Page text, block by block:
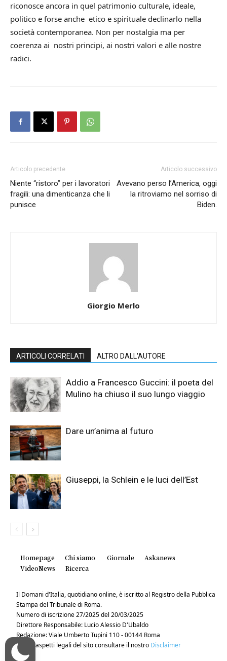
riconosce ancora in quel patrimonio culturale, ideale,
politico e forse anche etico e spirituale declinarlo nella
società contemporanea. Non per nostalgia ma per
coerenza ai nostri principi, ai nostri valori e alle nostre
radici.
Articolo precedente
Niente “ristoro” per i lavoratori
fragili: una dimenticanza che li
punisce
Articolo successivo
Avevano perso l’America, oggi
la ritroviamo nel sorriso di
Biden.
Giorgio Merlo
ARTICOLI CORRELATI ALTRO DALL'AUTORE
Addio a Francesco Guccini: il poeta del
Mulino ha chiuso il suo lungo viaggio
Dare un’anima al futuro
Giuseppi, la Schlein e le luci dell’Est
Homepage Chi siamo Giornale
Askanews
VideoNews
Ricerca
Il Domani d'Italia, quotidiano online, è iscritto al Registro della Pubblica
Stampa del Tribunale di Roma.
Numero di iscrizione 27/2025 del 20/03/2025
Direttore Responsabile: Lucio Alessio D'Ubaldo
Redazione: Viale Umberto Tupini 110 - 00144 Roma
Per gli aspetti legali del sito consultare il nostro Disclaimer